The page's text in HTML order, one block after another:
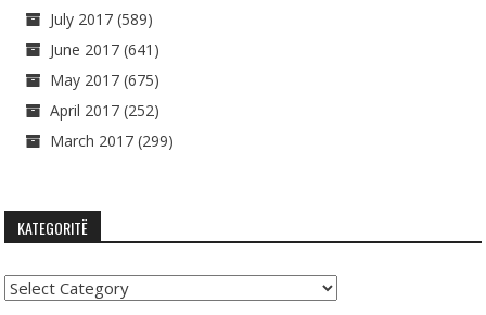
July 2017 (589)
June 2017 (641)
May 2017 (675)
April 2017 (252)
March 2017 (299)
KATEGORITË
Kategoritë